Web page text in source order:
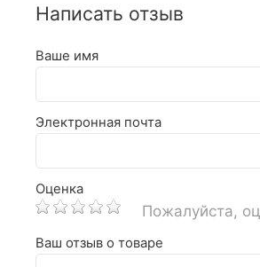
Написать отзыв
Ваше имя
Электронная почта
Оценка
Пожалуйста,
Ваш отзыв о товаре